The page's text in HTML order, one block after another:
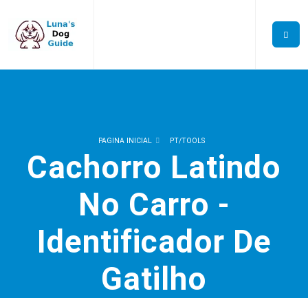
PAGINA INICIAL PT/TOOLS
Cachorro Latindo
No Carro -
Identificador De
Gatilho